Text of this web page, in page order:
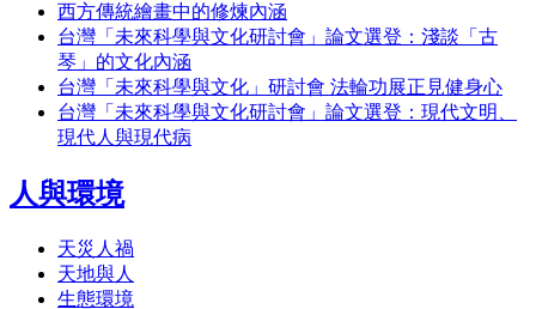
西方傳統繪畫中的修煉內涵
台灣「未來科學與文化研討會」論文選登：淺談「古
琴」的文化內涵
台灣「未來科學與文化」研討會 法輪功展正見健身心
台灣「未來科學與文化研討會」論文選登：現代文明、
現代人與現代病
人與環境
天災人禍
天地與人
生態環境